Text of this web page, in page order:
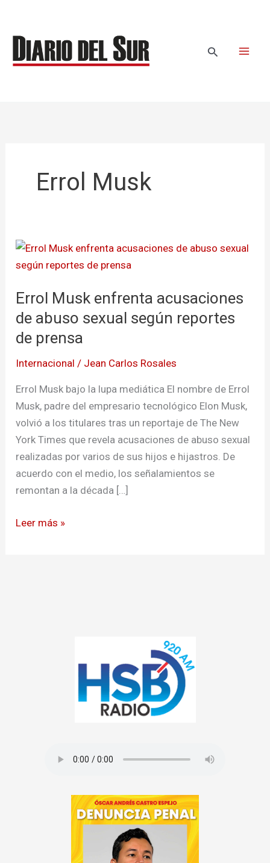
contenido
Buscar
Errol Musk
Errol Musk enfrenta acusaciones
de abuso sexual según reportes
de prensa
Internacional / Jean Carlos Rosales
Errol Musk bajo la lupa mediática El nombre de Errol
Musk, padre del empresario tecnológico Elon Musk,
volvió a los titulares tras un reportaje de The New
York Times que revela acusaciones de abuso sexual
realizadas por varios de sus hijos e hijastros. De
acuerdo con el medio, los señalamientos se
remontan a la década […]
Errol
Musk
acusaciones
de
abuso
sexual
según
Leer más »